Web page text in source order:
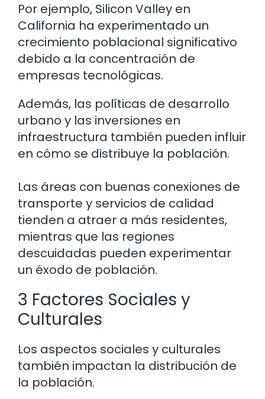
Por ejemplo, Silicon Valley en
California ha experimentado un
crecimiento poblacional significativo
debido a la concentración de
empresas tecnológicas.
Además, las políticas de desarrollo
urbano y las inversiones en
infraestructura también pueden influir
en cómo se distribuye la población.
Las áreas con buenas conexiones de
transporte y servicios de calidad
tienden a atraer a más residentes,
mientras que las regiones
descuidadas pueden experimentar
un éxodo de población.
3 Factores Sociales y
Culturales
Los aspectos sociales y culturales
también impactan la distribución de
la población.